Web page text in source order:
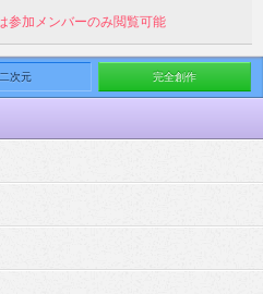
参加メンバーのみ閲覧可能
二次元 完全創作